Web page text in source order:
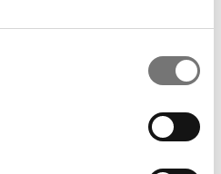
og Rolling Stone skrev
sexy propulsion could